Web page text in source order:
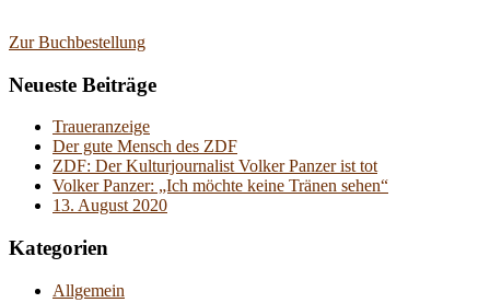
Zur Buchbestellung
Neueste Beiträge
Traueranzeige
Der gute Mensch des ZDF
ZDF: Der Kulturjournalist Volker Panzer ist tot
Volker Panzer: „Ich möchte keine Tränen sehen“
13. August 2020
Kategorien
Allgemein